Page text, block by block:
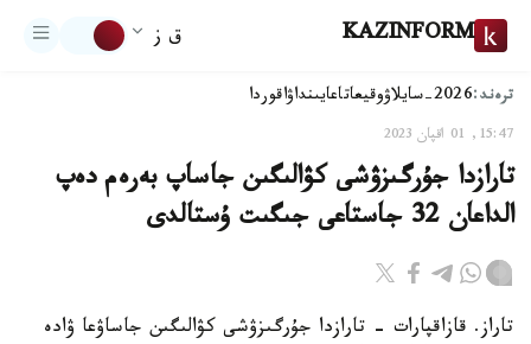
KAZINFORM ق ز
ترەند:2026-سايلاۋ وقيعاتاعايىنداۋاقوردا
15:47, 01 اقپان 2023
تارازدا جۇرگىزۋشى كۋالىگىن جاساپ بەرەم دەپ
الداعان 32 جاستاعى جىگىت ۇستالدى
تاراز. قازاقپارات - تارازدا جۇرگىزۋشى كۋالىگىن جاساۋعا ۋادە